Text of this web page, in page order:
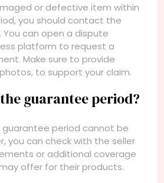
or defective item within
you should contact the
can open a dispute
platform to request a
Make sure to provide
to support your claim.
guarantee period?
period cannot be
you can check with the seller
or additional coverage
offer for their products.